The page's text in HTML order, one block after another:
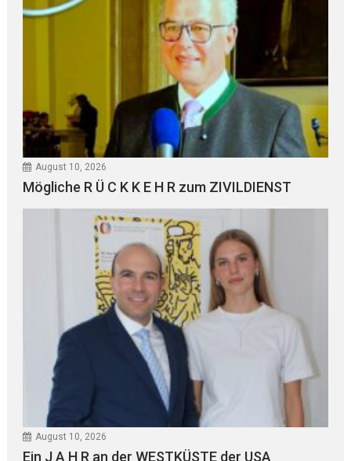
August 10, 2026
Mögliche R Ü C K K E H R zum ZIVILDIENST
August 10, 2026
Ein J A H R an der WESTKÜSTE der USA